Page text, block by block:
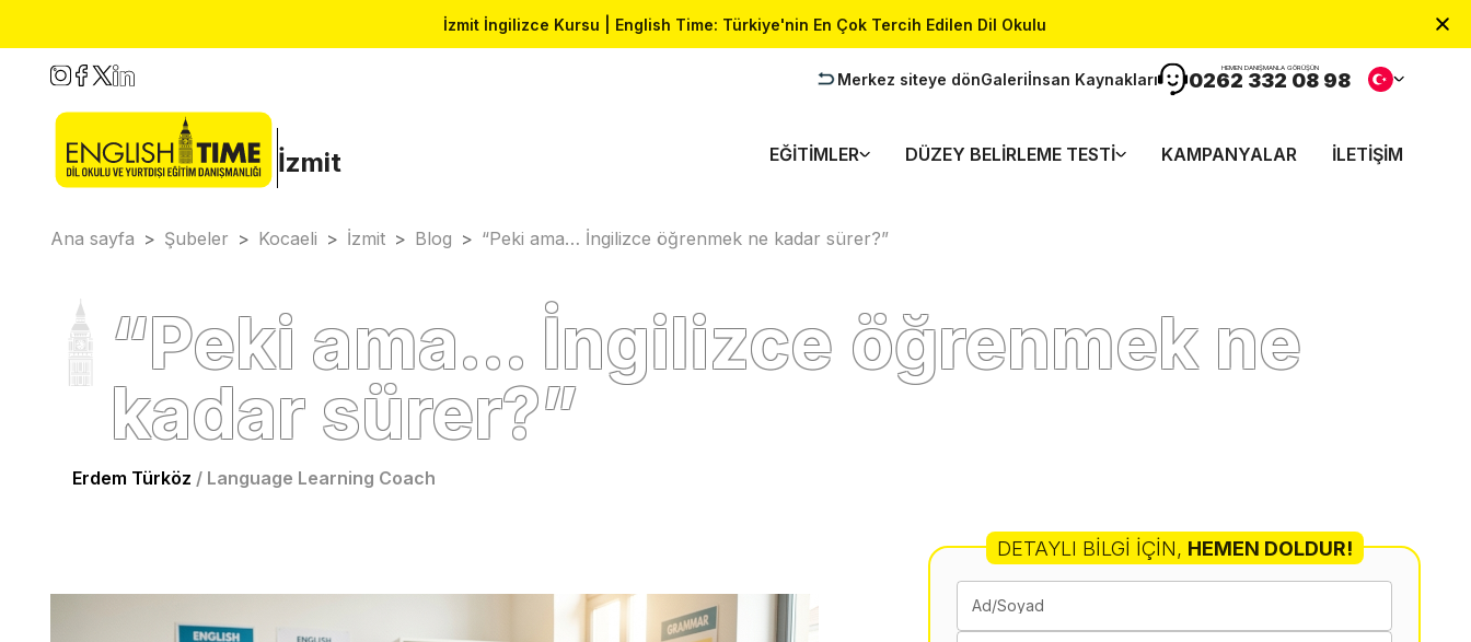
İzmit İngilizce Kursu | English Time: Türkiye'nin En Çok Tercih Edilen Dil Okulu
Merkez siteye dönGaleriİnsan Kaynakları
HEMEN DANIŞMANLA GÖRÜŞÜN
0262 332 08 98
İzmit EĞITIMLER DÜZEY BELIRLEME TESTI KAMPANYALAR İLETIŞIM
Ana sayfa > Şubeler > Kocaeli > İzmit > Blog > “Peki ama… İngilizce öğrenmek ne kadar sürer?”
“Peki ama… İngilizce öğrenmek ne
kadar sürer?”
Erdem Türköz / Language Learning Coach
DETAYLI BILGI İÇIN, HEMEN DOLDUR!
Ad/Soyad